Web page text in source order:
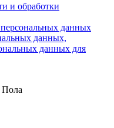
и обработки
данных
данных,
данных для